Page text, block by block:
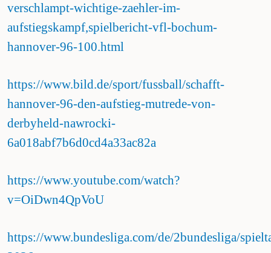
verschlampt-wichtige-zaehler-im-
aufstiegskampf,spielbericht-vfl-bochum-
hannover-96-100.html
https://www.bild.de/sport/fussball/schafft-
hannover-96-den-aufstieg-mutrede-von-
derbyheld-nawrocki-
6a018abf7b6d0cd4a33ac82a
https://www.youtube.com/watch?
v=OiDwn4QpVoU
https://www.bundesliga.com/de/2bundesliga/